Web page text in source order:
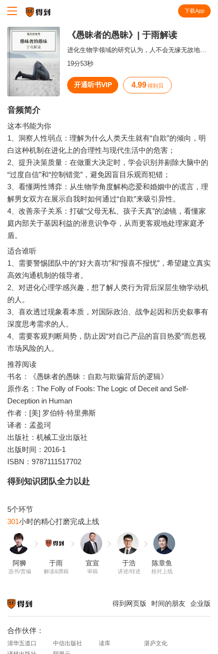
下载App
《愚昧者的愚昧》| 于雨解读
进化生物学领域的研究认为，人不会无缘无故地自欺，我们欺骗自己是为了更好地欺骗别人。
19分53秒
开通听书VIP 4.99 得到贝
音频简介
这本书能为你
1、洞察人性弱点：理解为什么人类天生就有“自欺”的倾向，明
白这种机制在进化上的合理性与现代生活中的危害；
2、提升决策质量：在做重大决定时，学会识别并剔除大脑中的
“过度自信”和“控制错觉”，避免因盲目乐观而犯错；
3、看懂两性博弈：从生物学角度解构恋爱和婚姻中的谎言，理
解男女双方在展示自我时如何通过“自欺”来吸引异性。
4、改善亲子关系：打破“父母无私、孩子天真”的滤镜，看懂家
庭内部关于基因利益的潜意识争夺，从而更客观地处理家庭矛
盾。
适合谁听
1、需要警惕团队中的“好大喜功”和“报喜不报忧”，希望建立真实
高效沟通机制的领导者。
2、对进化心理学感兴趣，想了解人类行为背后深层生物学动机
的人。
3、喜欢透过现象看本质，对国际政治、战争起因和历史叙事有
深度思考需求的人。
4、需要客观判断局势，防止因“对自己产品的盲目热爱”而忽视
市场风险的人。
推荐阅读
书名：《愚昧者的愚昧：自欺与欺骗背后的逻辑》
原作名：The Folly of Fools: The Logic of Deceit and Self-
Deception in Human
作者：[美] 罗伯特·特里弗斯
译者：孟盈珂
出版社：机械工业出版社
出版时间：2016-1
ISBN：9787111517702
得到知识团队全力以赴
301
阿狮
选书/责编
于雨
解读&撰稿
宣宣
审稿
于浩
讲述/转述
陈章鱼
校对上线
得到网页版 时间的朋友 企业版
合作伙伴：
清华五道口 中信出版社 读库
湛庐文化